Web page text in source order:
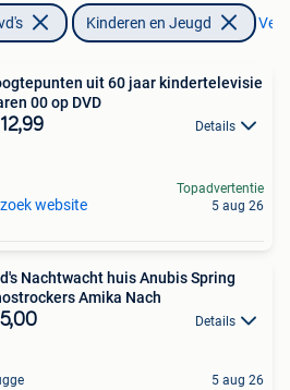
Kinderen en Jeugd
uit 60 jaar kindertelevisie
00 op DVD
Details
website
Topadvertentie
5 aug 26
Nachtwacht huis Anubis Spring
Ghostrockers Amika Nach
Details
5 aug 26